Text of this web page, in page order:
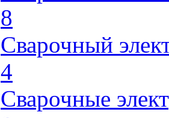
8
Сварочный
4
Сварочные